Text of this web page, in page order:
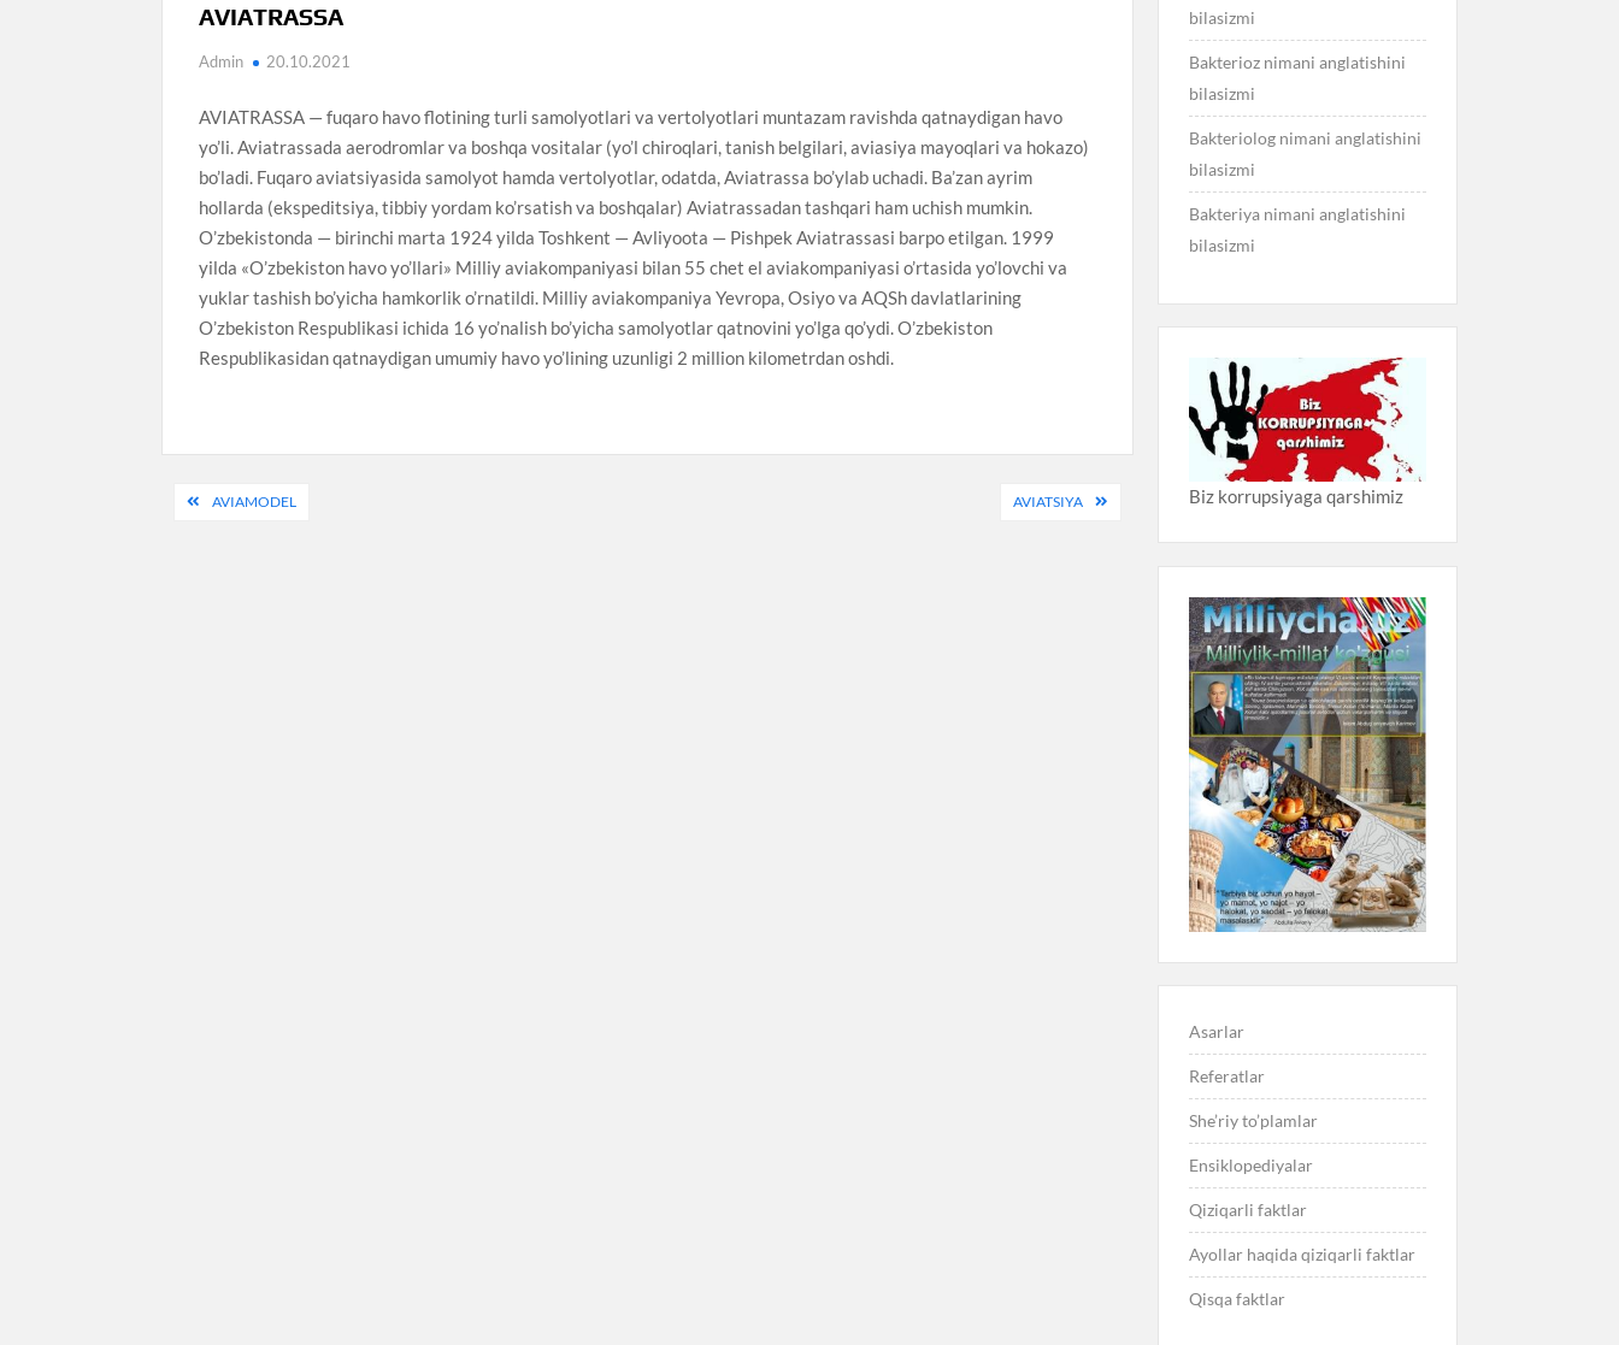
AVIATRASSA
Admin 20.10.2021
AVIATRASSA — fuqaro havo flotining turli samolyotlari va vertolyotlari muntazam ravishda qatnaydigan havo
yo’li. Aviatrassada aerodromlar va boshqa vositalar (yo’l chiroqlari, tanish belgilari, aviasiya mayoqlari va hokazo)
bo’ladi. Fuqaro aviatsiyasida samolyot hamda vertolyotlar, odatda, Aviatrassa bo’ylab uchadi. Ba’zan ayrim
hollarda (ekspeditsiya, tibbiy yordam ko’rsatish va boshqalar) Aviatrassadan tashqari ham uchish mumkin.
O’zbekistonda — birinchi marta 1924 yilda Toshkent — Avliyoota — Pishpek Aviatrassasi barpo etilgan. 1999
yilda «O’zbekiston havo yo’llari» Milliy aviakompaniyasi bilan 55 chet el aviakompaniyasi o’rtasida yo’lovchi va
yuklar tashish bo’yicha hamkorlik o’rnatildi. Milliy aviakompaniya Yevropa, Osiyo va AQSh davlatlarining
O’zbekiston Respublikasi ichida 16 yo’nalish bo’yicha samolyotlar qatnovini yo’lga qo’ydi. O’zbekiston
Respublikasidan qatnaydigan umumiy havo yo’lining uzunligi 2 million kilometrdan oshdi.
PostAVIAMODEL AVIATSIYA
bilasizmi
Bakterioz nimani anglatishini
bilasizmi
Bakteriolog nimani anglatishini
bilasizmi
Bakteriya nimani anglatishini
bilasizmi
Biz korrupsiyaga qarshimiz
Asarlar
Referatlar
She’riy to’plamlar
Ensiklopediyalar
Qiziqarli faktlar
Ayollar haqida qiziqarli faktlar
Qisqa faktlar